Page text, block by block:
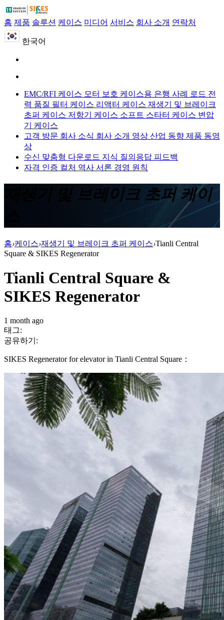
홈 제품 솔루션 케이스 미디어 서비스 회사 소개 연락처
한국어
EMC/RFI 케이스 모터 보호 케이스용 은행 사례 로드 전
력 품질 필터 케이스 리액터 케이스 재생기 및 브레이크
초퍼 케이스 저항기 케이스 소프트 스타터 케이스 변압
기 케이스
고객 방문 회사 소식 회사 소개 영상 산업 동향 제품 동영
상
수신 맞춤형 다운로드 지식 질의응답 피드백
자격 인증 컬처 역사 서론 경영 원칙
재생기 및 브레이크 초퍼 케이
홈›케이스›재생기 및 브레이크 초퍼 케이스›Tianli Central
Square & SIKES Regenerator
Tianli Central Square &
SIKES Regenerator
1 month ago
태그:
공유하기:
SIKES Regenerator for elevator in Tianli Central Square：